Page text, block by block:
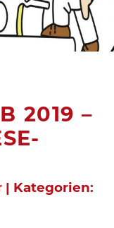
2019 –
| Kategorien: